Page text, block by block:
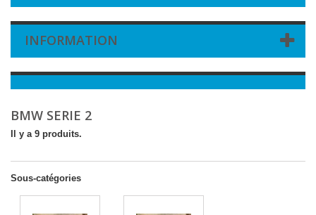
INFORMATION
BMW SERIE 2
Il y a 9 produits.
Sous-catégories